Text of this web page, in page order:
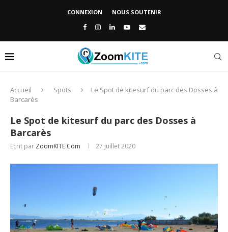
CONNEXION NOUS SOUTENIR
Accueil Spots
Le Spot de kitesurf du parc des Dosses à
Barcarès
Le Spot de kitesurf du parc des Dosses à
Barcarès
Ecrit par ZoomKITE.com 27 juillet 2020